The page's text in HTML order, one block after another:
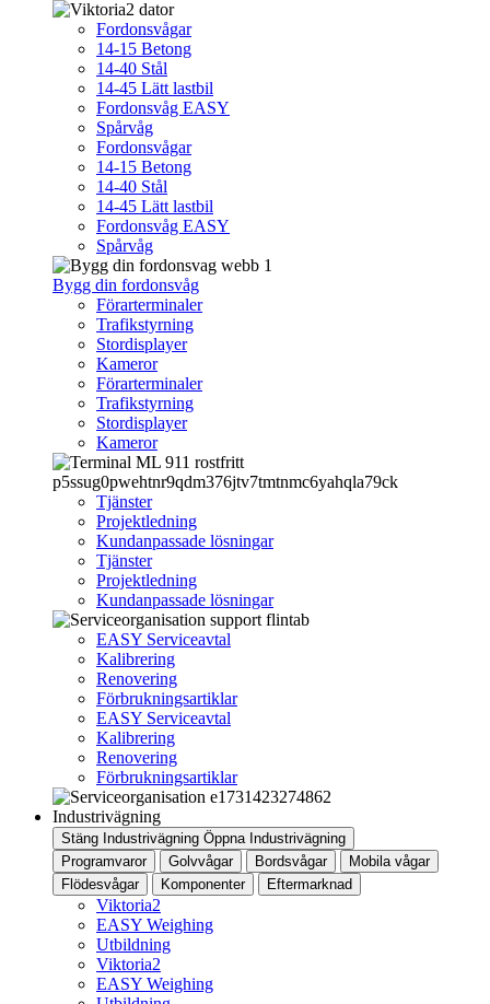
Fordonsvågar
14-15 Betong
14-40 Stål
14-45 Lätt lastbil
Fordonsvåg EASY
Spårvåg
Fordonsvågar
14-15 Betong
14-40 Stål
14-45 Lätt lastbil
Fordonsvåg EASY
Spårvåg
Bygg din fordonsvåg
Förarterminaler
Trafikstyrning
Stordisplayer
Kameror
Förarterminaler
Trafikstyrning
Stordisplayer
Kameror
Tjänster
Projektledning
Kundanpassade lösningar
Tjänster
Projektledning
Kundanpassade lösningar
EASY Serviceavtal
Kalibrering
Renovering
Förbrukningsartiklar
EASY Serviceavtal
Kalibrering
Renovering
Förbrukningsartiklar
Industrivägning
Stäng Industrivägning Öppna Industrivägning
Programvaror
Golvvågar Bordsvågar
Mobila vågar
Flödesvågar
Komponenter Eftermarknad
Viktoria2
EASY Weighing
Utbildning
Viktoria2
EASY Weighing